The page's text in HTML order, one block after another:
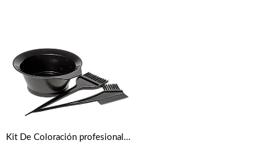
Kit De Coloración profesional – Bol Y Brochas Para Teñir